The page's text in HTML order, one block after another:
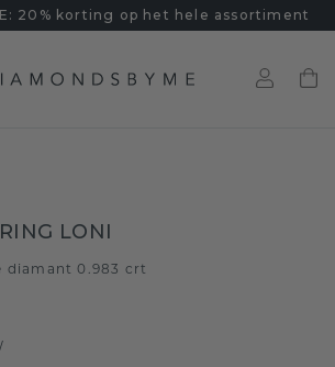
20% korting op het hele assortiment
LONI
diamant 0.983 crt